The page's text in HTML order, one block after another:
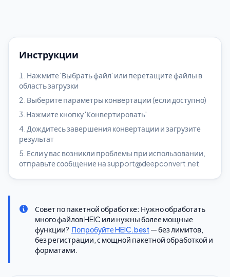
Инструкции
Нажмите 'Выбрать файл' или перетащите файлы в
область загрузки
Выберите параметры конвертации (если доступно)
Нажмите кнопку 'Конвертировать'
Дождитесь завершения конвертации и загрузите
результат
Если у вас возникли проблемы при использовании,
отправьте сообщение на support@deepconvert.net
Совет по пакетной обработке: Нужно обработать
много файлов HEIC или нужны более мощные
функции? Попробуйте HEIC.best — без лимитов,
без регистрации, с мощной пакетной обработкой и
форматами.